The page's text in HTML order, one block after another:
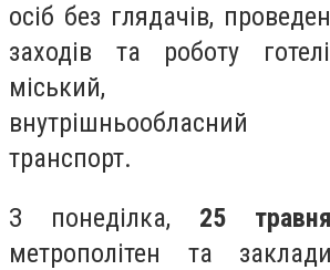
осіб без глядачів,
заходів та роботу
міський,
внутрішньообласний
транспорт.
З понеділка, 25
метрополітен та